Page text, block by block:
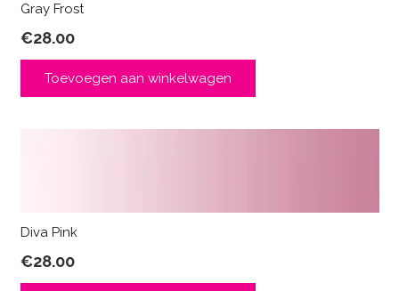
Gray Frost
€28.00
Toevoegen aan winkelwagen
Diva Pink
€28.00